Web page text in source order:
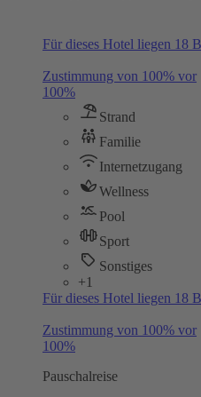
Für dieses Hotel liegen 18
Zustimmung von 100% vor
100%
Strand
Familie
Internetzugang
Wellness
Pool
Sport
Sonstiges
+1
Für dieses Hotel liegen 18
Zustimmung von 100% vor
100%
Pauschalreise